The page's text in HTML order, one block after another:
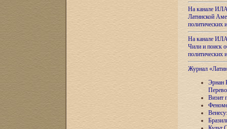
На канале
Латинской
На канале
Чили и поиск
Журнал
Эрнан
Визит